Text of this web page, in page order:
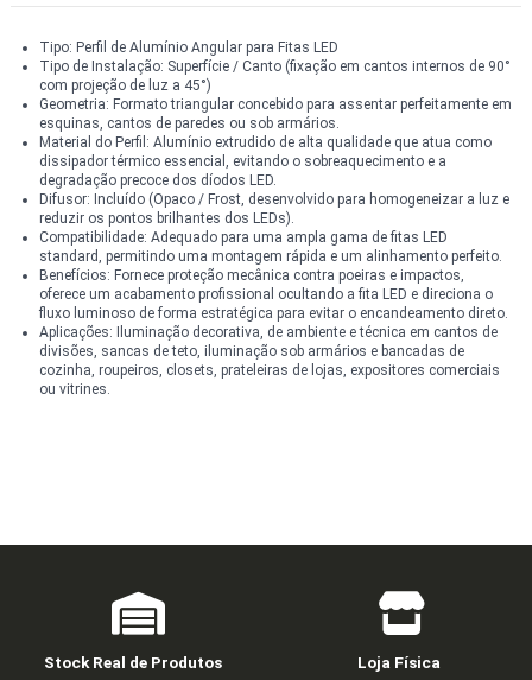
Tipo: Perfil de Alumínio Angular para Fitas LED
Tipo de Instalação: Superfície / Canto (fixação em cantos internos de 90°
com projeção de luz a 45°)
Geometria: Formato triangular concebido para assentar perfeitamente em
esquinas, cantos de paredes ou sob armários.
Material do Perfil: Alumínio extrudido de alta qualidade que atua como
dissipador térmico essencial, evitando o sobreaquecimento e a
degradação precoce dos díodos LED.
Difusor: Incluído (Opaco / Frost, desenvolvido para homogeneizar a luz e
reduzir os pontos brilhantes dos LEDs).
Compatibilidade: Adequado para uma ampla gama de fitas LED
standard, permitindo uma montagem rápida e um alinhamento perfeito.
Benefícios: Fornece proteção mecânica contra poeiras e impactos,
oferece um acabamento profissional ocultando a fita LED e direciona o
fluxo luminoso de forma estratégica para evitar o encandeamento direto.
Aplicações: Iluminação decorativa, de ambiente e técnica em cantos de
divisões, sancas de teto, iluminação sob armários e bancadas de
cozinha, roupeiros, closets, prateleiras de lojas, expositores comerciais
ou vitrines.
Stock Real de Produtos Loja Física